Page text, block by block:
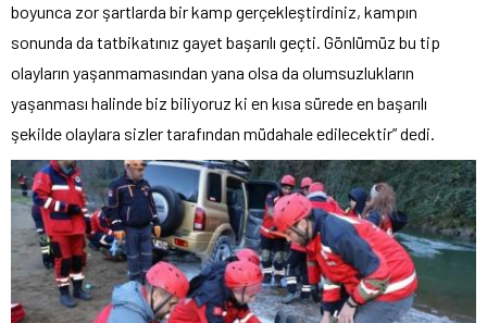
boyunca zor şartlarda bir kamp gerçekleştirdiniz, kampın
sonunda da tatbikatınız gayet başarılı geçti. Gönlümüz bu tip
olayların yaşanmamasından yana olsa da olumsuzlukların
yaşanması halinde biz biliyoruz ki en kısa sürede en başarılı
şekilde olaylara sizler tarafından müdahale edilecektir” dedi.